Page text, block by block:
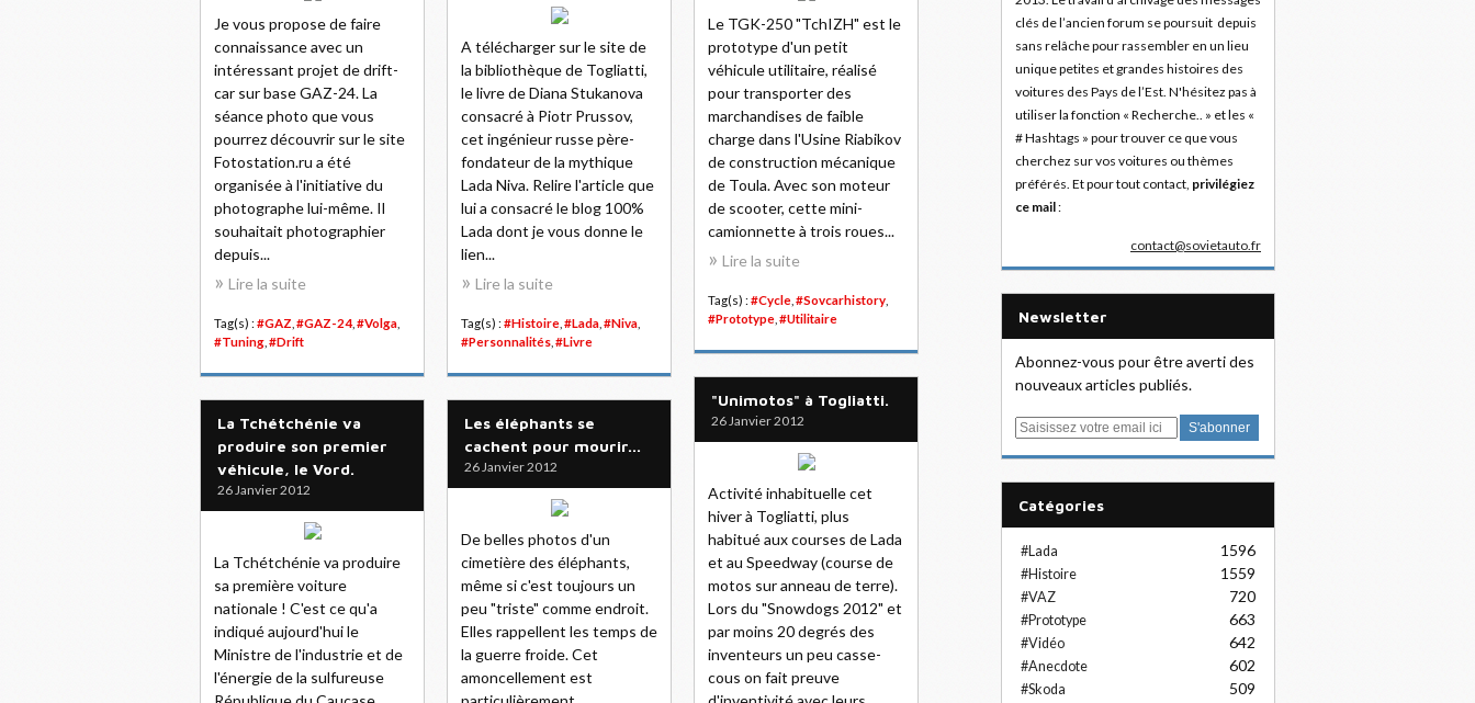
Je vous propose de faire
connaissance avec un
intéressant projet de drift-
car sur base GAZ-24. La
séance photo que vous
pourrez découvrir sur le site
Fotostation.ru a été
organisée à l'initiative du
photographe lui-même. Il
souhaitait photographier
depuis...
Lire la suite
Tag(s) : #GAZ #GAZ-24, #Volga
#Tuning #Drift
A télécharger sur le site de
la bibliothèque de Togliatti,
le livre de Diana Stukanova
consacré à Piotr Prussov,
cet ingénieur russe père-
fondateur de la mythique
Lada Niva. Relire l'article que
lui a consacré le blog 100%
Lada dont je vous donne le
lien...
Lire la suite
Tag(s) : #Histoire #Lada #Niva
#Personnalités #Livre
Le TGK-250 "TchIZH" est le
prototype d'un petit
véhicule utilitaire, réalisé
pour transporter des
marchandises de faible
charge dans l'Usine Riabikov
de construction mécanique
de Toula. Avec son moteur
de scooter, cette mini-
camionnette à trois roues...
Lire la suite
Tag(s) : #Cycle #Sovcarhistory
#Prototype #Utilitaire
"Unimotos" à Togliatti.
26 Janvier 2012
Activité inhabituelle cet
hiver à Togliatti, plus
habitué aux courses de Lada
et au Speedway (course de
motos sur anneau de terre).
Lors du "Snowdogs 2012" et
par moins 20 degrés des
inventeurs un peu casse-
cous on fait preuve
La Tchétchénie va
produire son premier
véhicule, le Vord.
26 Janvier 2012
La Tchétchénie va produire
sa première voiture
nationale ! C'est ce qu'a
indiqué aujourd'hui le
Ministre de l'industrie et de
l'énergie de la sulfureuse
Les éléphants se
cachent pour mourir...
26 Janvier 2012
De belles photos d'un
cimetière des éléphants,
même si c'est toujours un
peu "triste" comme endroit.
Elles rappellent les temps de
la guerre froide. Cet
amoncellement est
clés de l’ancien forum se poursuit depuis
sans relâche pour rassembler en un lieu
unique petites et grandes histoires des
voitures des Pays de l’Est. N'hésitez pas à
utiliser la fonction « Recherche.. » et les «
# Hashtags » pour trouver ce que vous
cherchez sur vos voitures ou thèmes
préférés. Et pour tout contact, privilégiez
ce mail:
contact@sovietauto.fr
Newsletter
Abonnez-vous pour être averti des
nouveaux articles publiés.
E
Catégories
#Lada 1596
#Histoire 1559
#VAZ 720
#Prototype 663
#Vidéo 642
#Anecdote 602
#Skoda 509